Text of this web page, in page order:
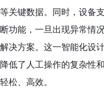
等关键数据。同时，设备
断功能，一旦出现异常情
解决方案。这一智能化设
降低了人工操作的复杂性
轻松、高效。